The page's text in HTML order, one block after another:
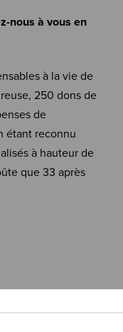
nous à vous en
à la vie de
250 dons de
de
étant reconnu
à hauteur de
que 33 après